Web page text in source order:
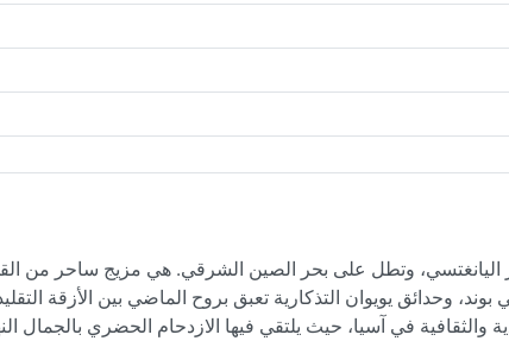
اليانغتسي، وتطل على بحر الصين الشرقي. هي مزيج ساحر من
وحدائق يويوان التذكارية تعبق بروح الماضي بين الأزقة
والثقافية في آسيا، حيث يلتقي فيها الازدحام الحضري بالجمال